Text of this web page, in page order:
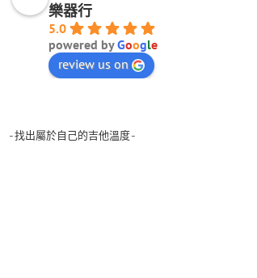
樂器行
5.0
powered byGoogle
review us on
-找出屬於自己的吉他溫度-